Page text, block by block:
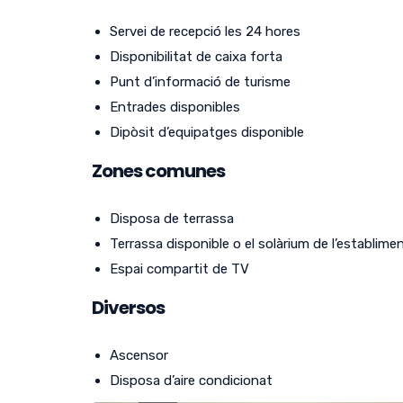
Servei de recepció les 24 hores
Disponibilitat de caixa forta
Punt d’informació de turisme
Entrades disponibles
Dipòsit d’equipatges disponible
Zones comunes
Disposa de terrassa
Terrassa disponible o el solàrium de
Espai compartit de TV
Diversos
Ascensor
Disposa d’aire condicionat